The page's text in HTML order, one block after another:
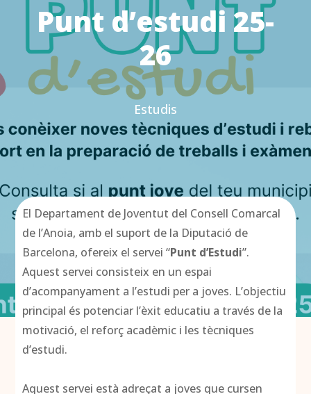
Punt d’estudi 25-
26
Estudis
El Departament de Joventut del Consell Comarcal
de l’Anoia, amb el suport de la Diputació de
Barcelona, ofereix el servei “Punt d’Estudi”.
Aquest servei consisteix en un espai
d’acompanyament a l’estudi per a joves. L’objectiu
principal és potenciar l’èxit educatiu a través de la
motivació, el reforç acadèmic i les tècniques
d’estudi.
Aquest servei està adreçat a joves que cursen